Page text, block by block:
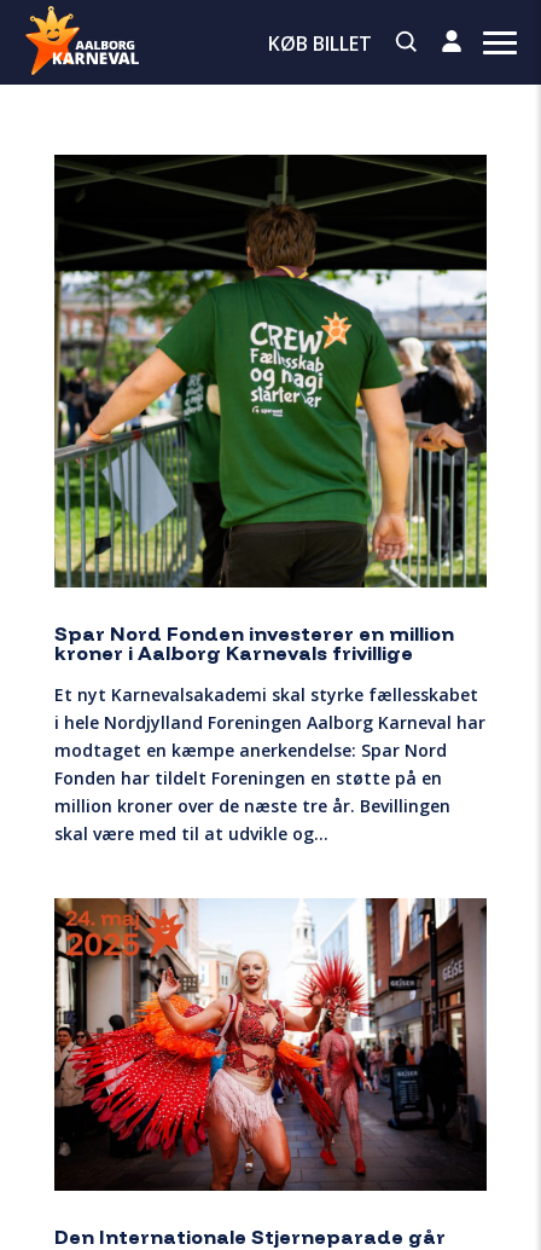
KØB BILLET
Spar Nord Fonden investerer en million
kroner i Aalborg Karnevals frivillige
Et nyt Karnevalsakademi skal styrke fællesskabet
i hele Nordjylland Foreningen Aalborg Karneval har
modtaget en kæmpe anerkendelse: Spar Nord
Fonden har tildelt Foreningen en støtte på en
million kroner over de næste tre år. Bevillingen
skal være med til at udvikle og...
Den Internationale Stjerneparade går